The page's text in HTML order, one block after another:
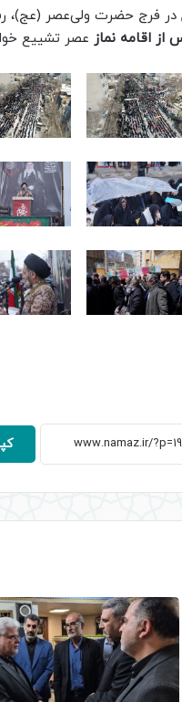
در فرج حضرت ولی‌عصر (عج)،
از اقامه نماز عصر تشییع